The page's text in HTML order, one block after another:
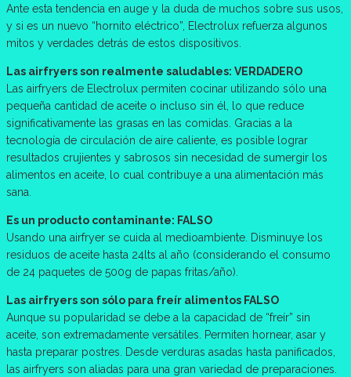
Ante esta tendencia en auge y la duda de muchos sobre sus usos,
y si es un nuevo “hornito eléctrico”, Electrolux refuerza algunos
mitos y verdades detrás de estos dispositivos.
Las airfryers son realmente saludables: VERDADERO
Las airfryers de Electrolux permiten cocinar utilizando sólo una
pequeña cantidad de aceite o incluso sin él, lo que reduce
significativamente las grasas en las comidas. Gracias a la
tecnología de circulación de aire caliente, es posible lograr
resultados crujientes y sabrosos sin necesidad de sumergir los
alimentos en aceite, lo cual contribuye a una alimentación más
sana.
Es un producto contaminante: FALSO
Usando una airfryer se cuida al medioambiente. Disminuye los
residuos de aceite hasta 24lts al año (considerando el consumo
de 24 paquetes de 500g de papas fritas/año).
Las airfryers son sólo para freír alimentos FALSO
Aunque su popularidad se debe a la capacidad de “freír” sin
aceite, son extremadamente versátiles. Permiten hornear, asar y
hasta preparar postres. Desde verduras asadas hasta panificados,
las airfryers son aliadas para una gran variedad de preparaciones.